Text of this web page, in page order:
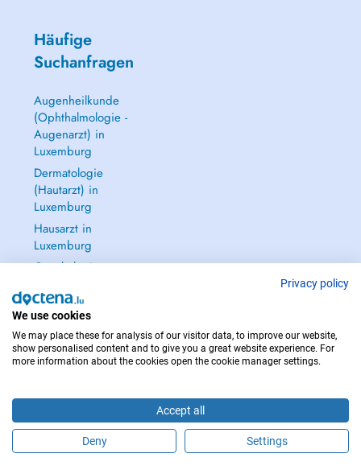
Häufige
Suchanfragen
Augenheilkunde
(Ophthalmologie -
Augenarzt) in
Luxemburg
Dermatologie
(Hautarzt) in
Luxemburg
Hausarzt in
Luxemburg
Gynäkologie
Frauenheilkunde)
in Luxemburg
Alle anzeigen →
IM NOTFALL WENDEN SIE SICH AN : 112
Copyright © 2026 - DOCTENA S.A. 42, Rue de la Vallée, L-2661 Luxembourg
Privacy policy
We use cookies
We may place these for analysis of our visitor data, to improve our website,
show personalised content and to give you a great website experience. For
more information about the cookies open the cookie manager settings.
Accept all
Deny Settings